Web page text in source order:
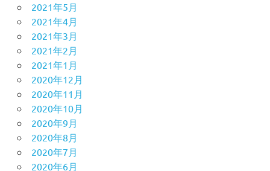
2021年5月
2021年4月
2021年3月
2021年2月
2021年1月
2020年12月
2020年11月
2020年10月
2020年9月
2020年8月
2020年7月
2020年6月